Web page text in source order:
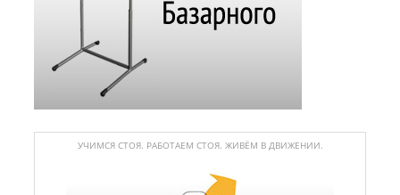
УЧИМСЯ СТОЯ. РАБОТАЕМ СТОЯ. ЖИВЁМ В ДВИЖЕНИИ.